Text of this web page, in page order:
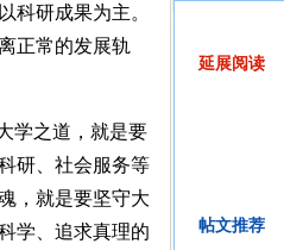
延展阅读
帖文推荐
科研成果为主。
正常的发展轨
学之道，就是要
研、社会服务等
，就是要坚守大
学、追求真理的
百姓期